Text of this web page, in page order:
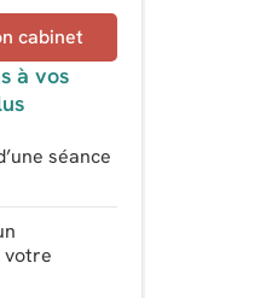
cabinet
à vos
séance
votre